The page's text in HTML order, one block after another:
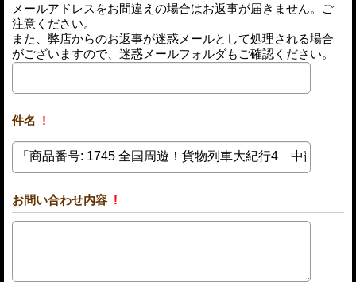
メールアドレスをお間違えの場合はお返事が届きません。ご
注意ください。
また、弊店からのお返事が迷惑メールとして処理される場合
がございますので、迷惑メールフォルダもご確認ください。
件名 !
お問い合わせ内容 !